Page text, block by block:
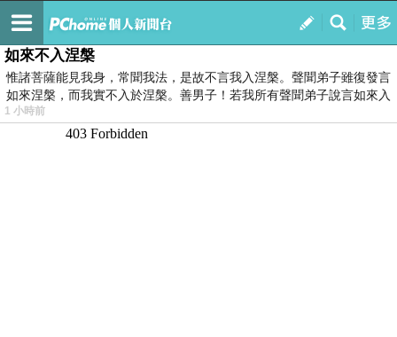
我的
最新文章
如來不入涅槃
惟諸菩薩能見我身，常聞我法，是故不言我入涅槃。聲聞弟子雖復發言
如來涅槃，而我實不入於涅槃。善男子！若我所有聲聞弟子說言如來入
1 小時前